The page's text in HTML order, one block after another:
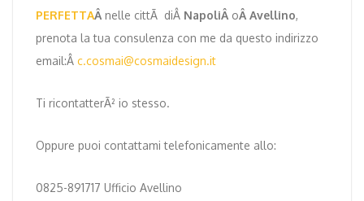
PERFETTAÂ nelle cittÃ diÂ NapoliÂ oÂ Avellino,
prenota la tua consulenza con me da questo indirizzo
email:Â c.cosmai@cosmaidesign.it
Ti ricontatterÃ² io stesso.
Oppure puoi contattami telefonicamente allo:
0825-891717 Ufficio Avellino